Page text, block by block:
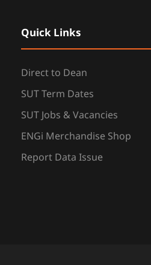
Quick Links
Direct to Dean
SUT Term Dates
SUT Jobs & Vacancies
ENGi Merchandise Shop
Report Data Issue